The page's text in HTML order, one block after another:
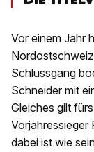
Vor einem Jahr
Schlussgang
Schneider mit
Gleiches gilt
Vorjahressieger
dabei ist wie